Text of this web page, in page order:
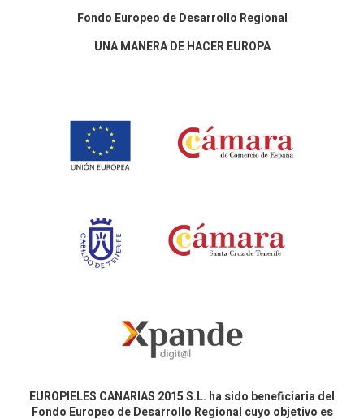
Fondo Europeo de Desarrollo Regional
UNA MANERA DE HACER EUROPA
EUROPIELES CANARIAS 2015 S.L. ha sido beneficiaria del
Fondo Europeo de Desarrollo Regional cuyo objetivo es